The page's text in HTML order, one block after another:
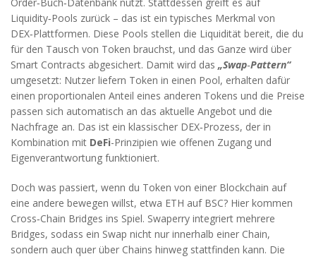
Liquidity‑Pools zurück – das ist ein typisches Merkmal von
DEX‑Plattformen. Diese Pools stellen die Liquidität bereit, die du
für den Tausch von Token brauchst, und das Ganze wird über
Smart Contracts abgesichert. Damit wird das „Swap‑Pattern“
umgesetzt: Nutzer liefern Token in einen Pool, erhalten dafür
einen proportionalen Anteil eines anderen Tokens und die Preise
passen sich automatisch an das aktuelle Angebot und die
Nachfrage an. Das ist ein klassischer DEX‑Prozess, der in
Kombination mit DeFi-Prinzipien wie offenen Zugang und
Eigenverantwortung funktioniert.
Doch was passiert, wenn du Token von einer Blockchain auf
eine andere bewegen willst, etwa ETH auf BSC? Hier kommen
Cross‑Chain Bridges ins Spiel. Swaperry integriert mehrere
Bridges, sodass ein Swap nicht nur innerhalb einer Chain,
sondern auch quer über Chains hinweg stattfinden kann. Die